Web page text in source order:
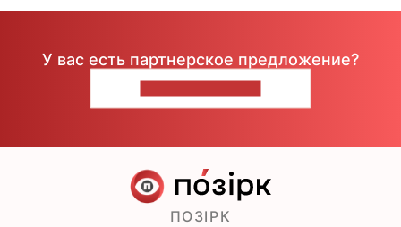
У вас есть партнерское предложение?
ПОЗІРК